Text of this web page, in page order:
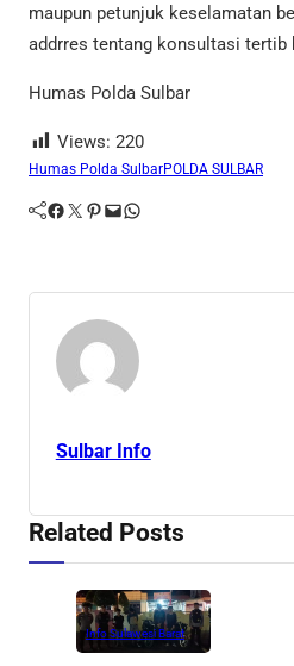
maupun petunjuk keselamatan
addrres tentang konsultasi tertib
Humas Polda Sulbar
Views: 220
Humas Polda SulbarPOLDA SULBAR
Facebook Twitter Pinterest Mail WhatsApp
Sulbar Info
Related Posts
Info Sulawesi Barat